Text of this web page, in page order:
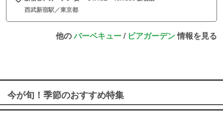
西武新宿駅／東京都
他のバーベキュー/ ビアガーデン情報を見る
今が旬！季節のおすすめ特集